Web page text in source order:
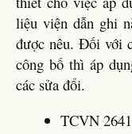
liệu viện dẫn ghi
được nêu. Đối với
công bố thì áp
các sửa đổi.
TCVN